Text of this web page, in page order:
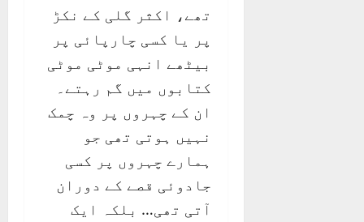
تھے، اکثر گلی کے نکڑ
پر یا کسی چارپائی پر
بیٹھے انہی موٹی موٹی
کتابوں میں گم رہتے۔
ان کے چہروں پر وہ چمک
نہیں ہوتی تھی جو
ہمارے چہروں پر کسی
جادوئی قصے کے دوران
آتی تھی… بلکہ ایک